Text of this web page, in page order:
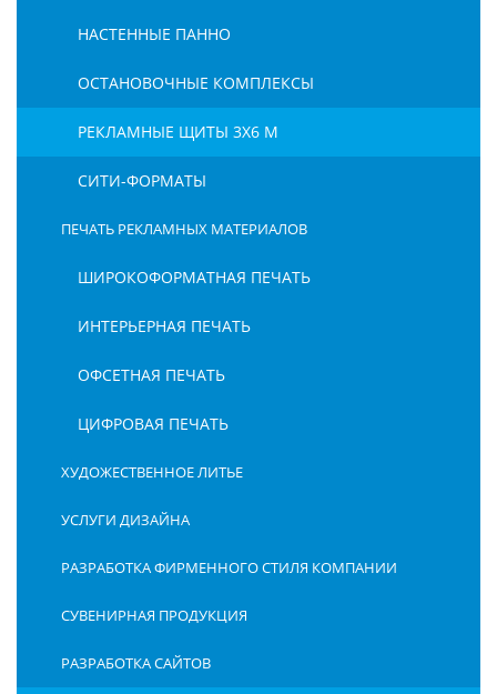
НАСТЕННЫЕ ПАННО
ОСТАНОВОЧНЫЕ КОМПЛЕКСЫ
РЕКЛАМНЫЕ ЩИТЫ 3Х6 М
СИТИ-ФОРМАТЫ
ПЕЧАТЬ РЕКЛАМНЫХ МАТЕРИАЛОВ
ШИРОКОФОРМАТНАЯ ПЕЧАТЬ
ИНТЕРЬЕРНАЯ ПЕЧАТЬ
ОФСЕТНАЯ ПЕЧАТЬ
ЦИФРОВАЯ ПЕЧАТЬ
ХУДОЖЕСТВЕННОЕ ЛИТЬЕ
УСЛУГИ ДИЗАЙНА
РАЗРАБОТКА ФИРМЕННОГО СТИЛЯ КОМПАНИИ
СУВЕНИРНАЯ ПРОДУКЦИЯ
РАЗРАБОТКА САЙТОВ